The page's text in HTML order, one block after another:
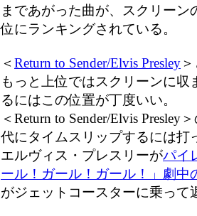
まであがった曲が、スクリー
位にランキングされている。
＜Return to Sender/Elvis Presley
もっと上位ではスクリーンに
るにはこの位置が丁度いい。
＜Return to Sender/Elvis
代にタイムスリップするには打
エルヴィス・プレスリーがパイ
ール！ガール！ガール！」劇中
がジェットコースターに乗って